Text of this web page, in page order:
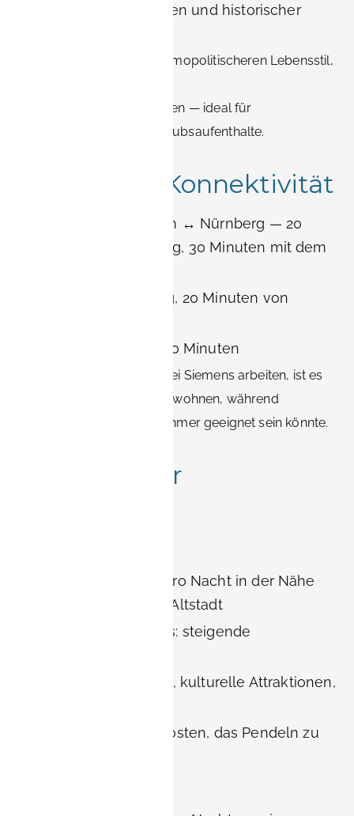
Kulturelle Attraktionen und historischer
Nürnberg bietet einen kosmopolitischeren Lebensstil,
Unterhaltungsmöglichkeiten — ideal für
Messebesucher oder Urlaubsaufenthalte.
Reisen und Konnektivität
Entfernung: Erlangen ↔ Nürnberg — 20
Minuten mit dem Zug, 30 Minuten mit dem
Flughafen: Nürnberg, 20 Minuten von
Regionalzüge: alle 20 Minuten
Wenn Sie hauptsächlich bei Siemens arbeiten, ist es
bequemer, in Erlangen zu wohnen, während
Nürnberg für Messeteilnehmer geeignet sein könnte.
Vergleich der
Hotels: 120—200 € pro Nacht in der Nähe
der Messe oder der Altstadt
Serviced Apartments: steigende
Vorteile: Nachtleben, kulturelle Attraktionen,
Nachteile: höhere Kosten, das Pendeln zu